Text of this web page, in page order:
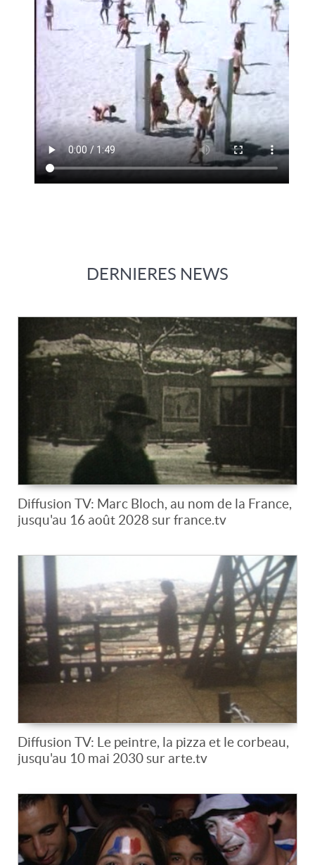
DERNIERES NEWS
Diffusion TV: Marc Bloch, au nom de la France,
jusqu'au 16 août 2028 sur france.tv
Diffusion TV: Le peintre, la pizza et le corbeau,
jusqu'au 10 mai 2030 sur arte.tv